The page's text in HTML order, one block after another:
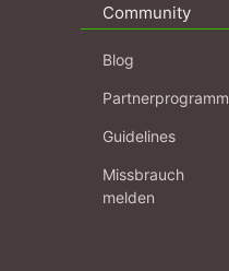
Community
Blog
Partnerprogramm
Guidelines
Missbrauch
melden